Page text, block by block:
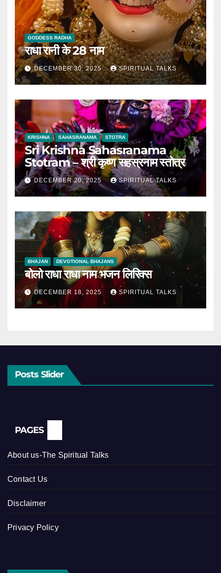
GODDESS RADHA
राधा रानी के 28 नाम
DECEMBER 30, 2025 SPIRITUAL TALKS
KRISHNA SAHASRANAMA STOTRA
Sri Krishna Sahasranama
Stotram – श्री कृष्ण सहस्रनाम स्तोत्र
DECEMBER 20, 2025 SPIRITUAL TALKS
BHAJAN DEVOTIONAL BHAJANS
बोलो राधा राधा नाम भजन लिरिक्स
DECEMBER 18, 2025 SPIRITUAL TALKS
Posts Slider
PAGES
About us-The Spiritual Talks
Contact Us
Disclaimer
Privacy Policy